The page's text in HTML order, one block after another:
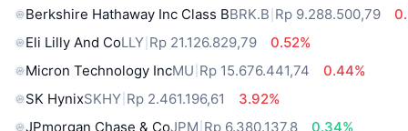
Berkshire Hathaway Inc Class BBRK.B Rp 9.288.500,79
Eli Lilly And CoLLY Rp 21.126.829,79
0.52%
Micron Technology IncMU Rp 15.676.441,74
0.44%
SK HynixSKHY Rp 2.461.196,61
3.92%
JPmorgan Chase & CoJPM Rp 6.380.137,8
0.34%